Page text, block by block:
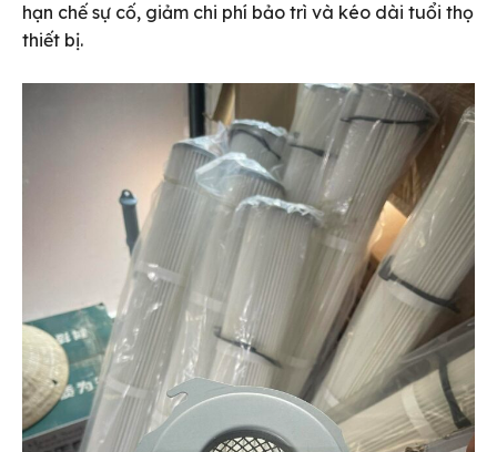
hạn chế sự cố, giảm chi phí bảo trì và kéo dài tuổi thọ
thiết bị.